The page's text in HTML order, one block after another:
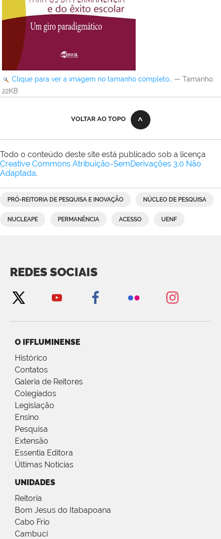
Clique para ver a imagem no tamanho completo… — Tamanho:
22KB
VOLTAR AO TOPO
Todo o conteúdo deste site está publicado sob a licença
Creative Commons Atribuição-SemDerivações 3.0 Não
Adaptada.
PRÓ-REITORIA DE PESQUISA E INOVAÇÃO NÚCLEO DE PESQUISA
NUCLEAPE PERMANÊNCIA ACESSO UENF
REDES SOCIAIS
O IFFLUMINENSE
Histórico
Contatos
Galeria de Reitores
Colegiados
Legislação
Ensino
Pesquisa
Extensão
Essentia Editora
Últimas Notícias
UNIDADES
Reitoria
Bom Jesus do Itabapoana
Cabo Frio
Cambuci